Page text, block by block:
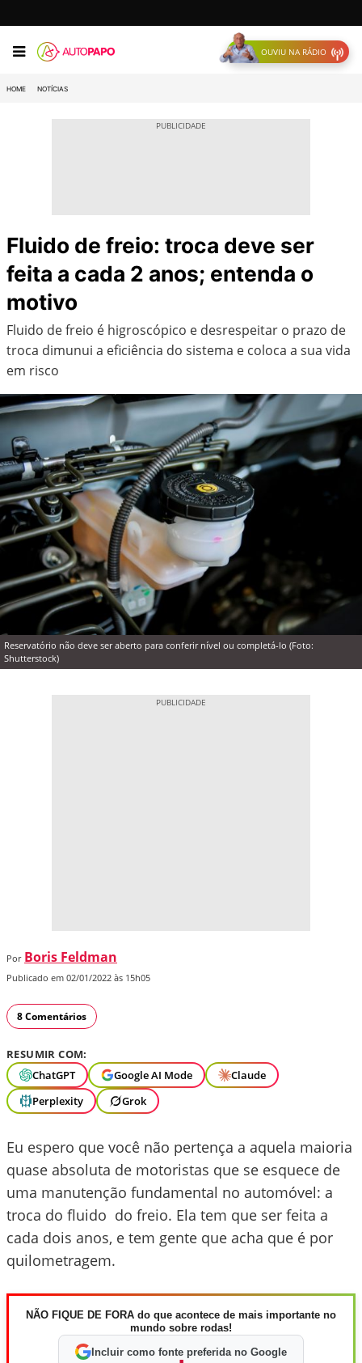
OUVIU NA RÁDIO
HOME NOTÍCIAS
Fluido de freio: troca deve ser
feita a cada 2 anos; entenda o
motivo
Fluido de freio é higroscópico e desrespeitar o prazo de
troca dimunui a eficiência do sistema e coloca a sua vida
em risco
Reservatório não deve ser aberto para conferir nível ou completá-lo (Foto:
Shutterstock)
Por Boris Feldman
Publicado em 02/01/2022 às 15h05
8 Comentários
RESUMIR COM:
ChatGPT
Google AI Mode
Claude
Perplexity
Grok
Eu espero que você não pertença a aquela maioria
quase absoluta de motoristas que se esquece de
uma manutenção fundamental no automóvel: a
troca do fluido do freio. Ela tem que ser feita a
cada dois anos, e tem gente que acha que é por
quilometragem.
NÃO FIQUE DE FORA do que acontece de mais importante no
mundo sobre rodas!
Incluir como fonte preferida no Google